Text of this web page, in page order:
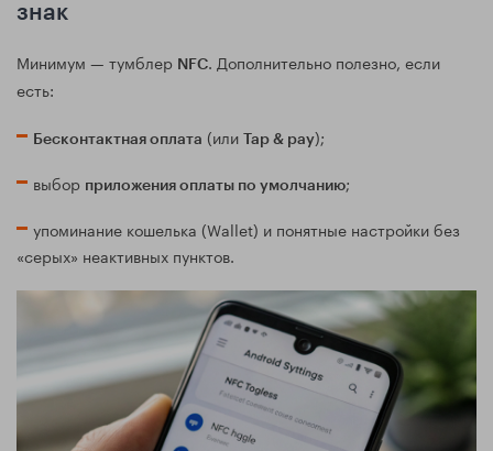
знак
Минимум — тумблер NFC. Дополнительно полезно, если
есть:
Бесконтактная оплата (или Tap & pay);
выбор приложения оплаты по умолчанию;
упоминание кошелька (Wallet) и понятные настройки без
«серых» неактивных пунктов.